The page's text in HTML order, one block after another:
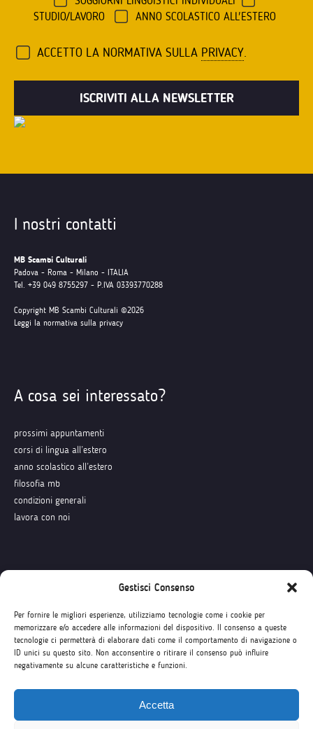
Gestisci Consenso
Per fornire le migliori esperienze, utilizziamo tecnologie come i cookie per
memorizzare e/o accedere alle informazioni del dispositivo. Il consenso a queste
tecnologie ci permetterà di elaborare dati come il comportamento di navigazione o
ID unici su questo sito. Non acconsentire o ritirare il consenso può influire
negativamente su alcune caratteristiche e funzioni.
Accetta
STUDIO/LAVORO
ANNO SCOLASTICO ALL'ESTERO
ACCETTO LA NORMATIVA SULLA PRIVACY.
I nostri contatti
MB Scambi Culturali
Padova - Roma - Milano - ITALIA
Tel. +39 049 8755297 - P.IVA 03393770288
Copyright MB Scambi Culturali ©2026
Leggi la normativa sulla privacy
A cosa sei interessato?
prossimi appuntamenti
corsi di lingua all’estero
anno scolastico all’estero
filosofia mb
condizioni generali
lavora con noi